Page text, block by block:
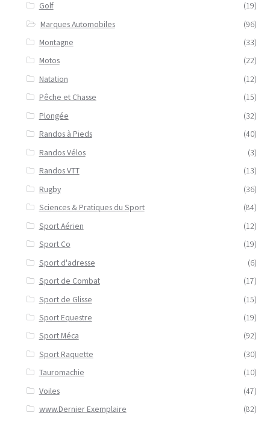
Golf
(19)
Marques Automobiles
(96)
Montagne
(33)
Motos
(22)
Natation
(12)
Pêche et Chasse
(15)
Plongée
(32)
Randos à Pieds
(40)
Randos Vélos
(3)
Randos VTT
(13)
Rugby
(36)
Sciences & Pratiques du Sport
(84)
Sport Aérien
(12)
Sport Co
(19)
Sport d'adresse
(6)
Sport de Combat
(17)
Sport de Glisse
(15)
Sport Equestre
(19)
Sport Méca
(92)
Sport Raquette
(30)
Tauromachie
(10)
Voiles
(47)
www.Dernier Exemplaire
(82)